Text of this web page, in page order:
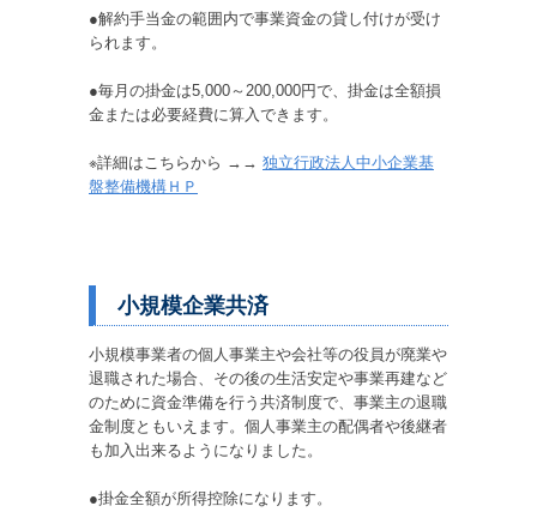
●解約手当金の範囲内で事業資金の貸し付けが受け
られます。
●毎月の掛金は5,000～200,000円で、掛金は全額損
金または必要経費に算入できます。
※詳細はこちらから →→ 独立行政法人中小企業基
盤整備機構ＨＰ
小規模企業共済
小規模事業者の個人事業主や会社等の役員が廃業や
退職された場合、その後の生活安定や事業再建など
のために資金準備を行う共済制度で、事業主の退職
金制度ともいえます。個人事業主の配偶者や後継者
も加入出来るようになりました。
●掛金全額が所得控除になります。